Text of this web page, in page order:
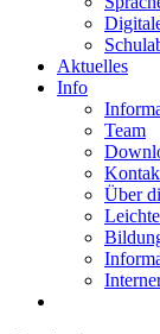
Aktuelles
Info
Team
Über